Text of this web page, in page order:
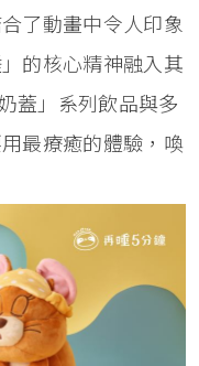
了動畫中令人印象
的核心精神融入其
蓋」系列飲品與多
最療癒的體驗，喚